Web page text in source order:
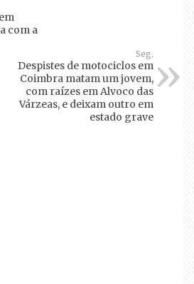
com a
Seg.
Despistes de motociclos em
Coimbra matam um jovem,
com raízes em Alvoco das
Várzeas, e deixam outro em
estado grave